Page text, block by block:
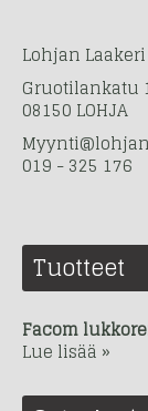
Lohjan
Gruotilankatu
08150 LOHJA
019 - 325 176
Tuotteet
Facom
Lue lisää »